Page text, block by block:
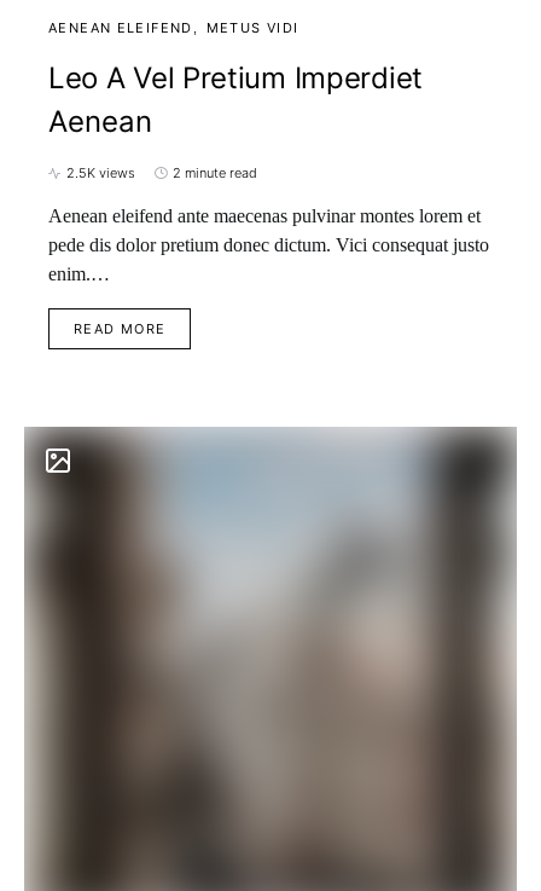
AENEAN ELEIFEND METUS VIDI
Leo A Vel Pretium Imperdiet
Aenean
2.5K views 2 minute read
Aenean eleifend ante maecenas pulvinar montes lorem et
pede dis dolor pretium donec dictum. Vici consequat justo
enim.…
READ MORE